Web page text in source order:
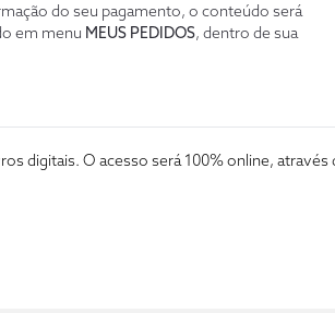
do seu pagamento, o conteúdo será
em menu MEUS PEDIDOS, dentro de sua
digitais. O acesso será 100% online, através